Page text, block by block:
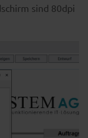
sind 80dpi